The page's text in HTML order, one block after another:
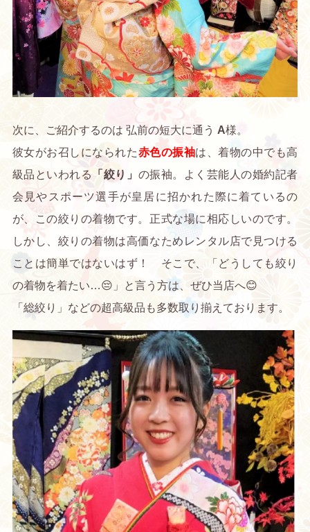
次に、ご紹介するのは 弘前の短大に通う A様。
彼女がお召しになられた赤色の振袖は、着物の中でも高
級品といわれる
「絞り」 の振袖。よく芸能人の婚約記者
会見やスポーツ選手が皇居に招かれた際に着ているの
が、この絞りの着物です。正式な場に相応しいのです。
しかし、絞りの着物は高価なためレンタル店で見つける
ことは簡単ではないはず！ そこで、「どうしても絞り
の着物を着たい…😔」と言う方は、ぜひ当店へ😊
「総絞り」などの超高級品も多数取り揃えております。